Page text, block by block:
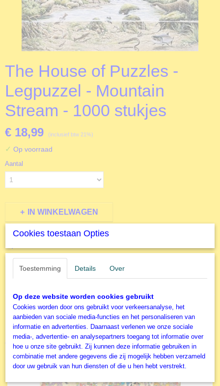
The House of Puzzles -
Legpuzzel - Mountain
Stream - 1000 stukjes
€ 18,99 (inclusief btw 21%)
✓ Op voorraad
Aantal
IN WINKELWAGEN
T1523
5060002001523
Productcode leverancier
The House of Puzzles
Formaat gelegde puzzel
48,5x68,5 cm
Omschrijving
Ook interessant
Cookies toestaan Opties
Toestemming Details Over
Op deze website worden cookies gebruikt
Cookies worden door ons gebruikt voor verkeersanalyse, het
aanbieden van sociale media-functies en het personaliseren van
informatie en advertenties. Daarnaast verlenen we onze sociale
media-, advertentie- en analysepartners toegang tot informatie over
hoe u onze site gebruikt. Zij kunnen deze informatie gebruiken in
combinatie met andere gegevens die zij mogelijk hebben verzameld
door uw gebruik van hun diensten of die u hen hebt verstrekt.